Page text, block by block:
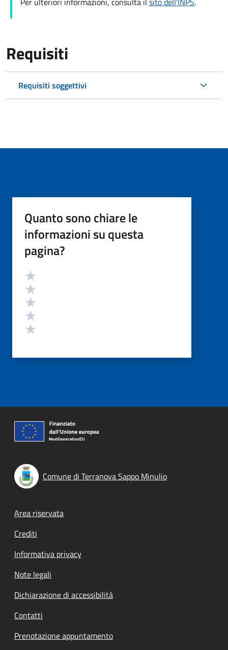
Requisiti
Requisiti soggettivi
Quanto sono chiare le
informazioni su questa
pagina?
Valutazione
Comune di Terranova Sappo Minulio
Footer menu
Area riservata
Crediti
Informativa privacy
Note legali
Dichiarazione di accessibilità
Contatti
Prenotazione appuntamento